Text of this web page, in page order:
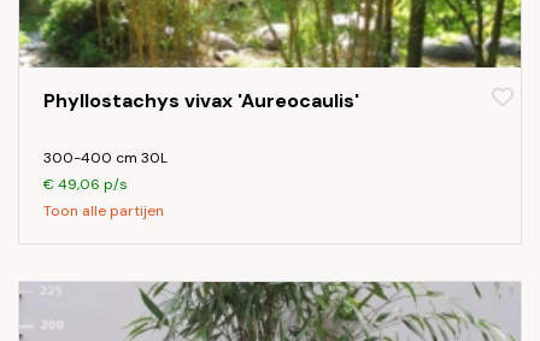
Phyllostachys vivax 'Aureocaulis'
300-400 cm 30L
€ 49,06 p/s
Toon alle partijen